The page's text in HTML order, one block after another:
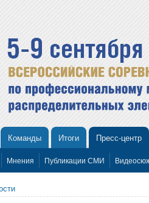
Команды Итоги Пресс-центр
Мнения Публикации СМИ